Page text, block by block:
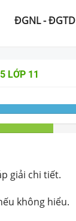
ĐGNL - ĐGTD
LỚP 11
giải chi tiết.
không hiểu.